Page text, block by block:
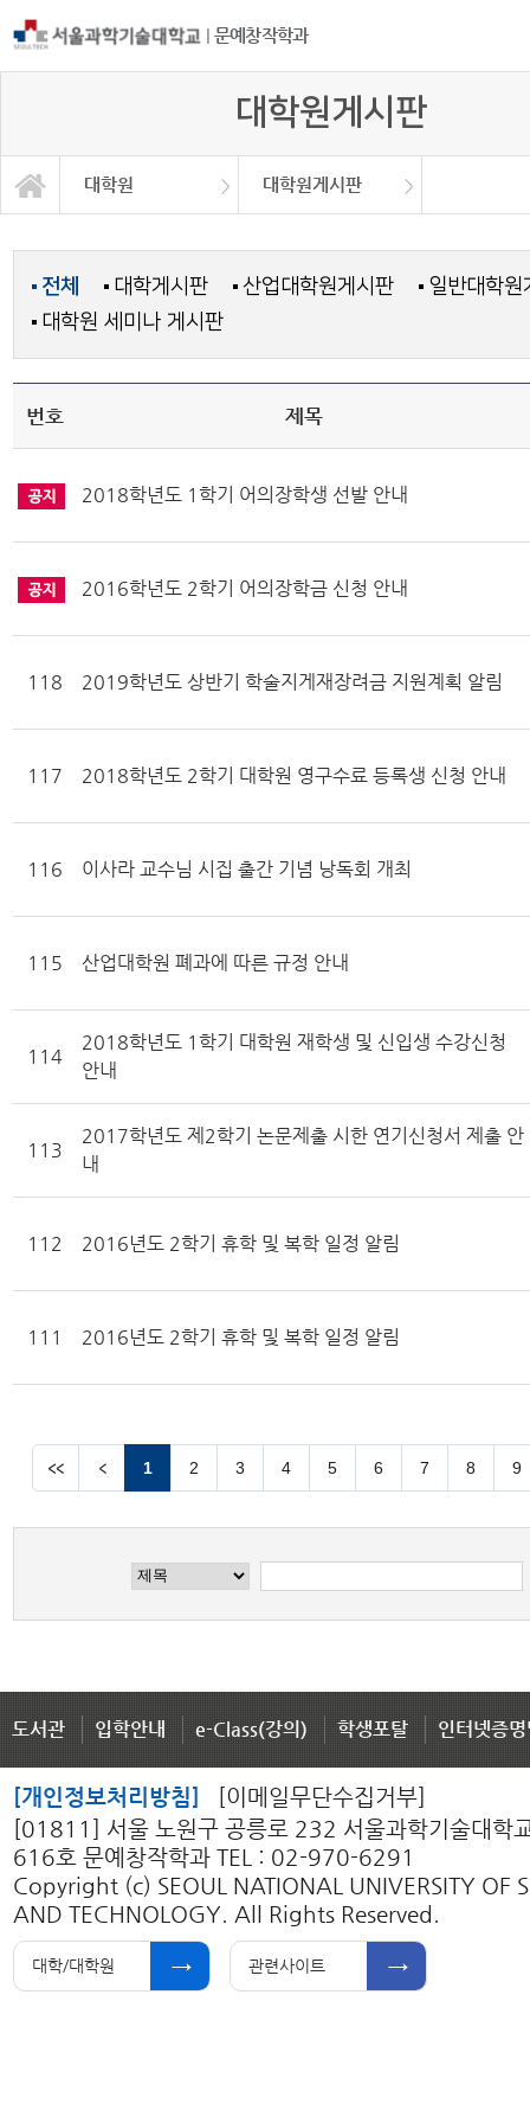
| 문예창작학과
대학원게시판
대학원 대학원게시판
학과소개
교과과정
학사정보
대학원
서식 및 자료
등단 및 수상현황
대학원소개
교육과정
전체 대학게시판 산업대학원게시판
일반대학원
대학원 세미나 게시판
번호 제목
2018학년도 1학기 어의장학생 선발 안내
2016학년도 2학기 어의장학금 신청 안내
118 2019학년도 상반기 학술지게재장려금 지원계획 알림
117 2018학년도 2학기 대학원 영구수료 등록생 신청 안내
116 이사라 교수님 시집 출간 기념 낭독회 개최
115 산업대학원 폐과에 따른 규정 안내
114
2018학년도 1학기 대학원 재학생 및 신입생 수강신청
안내
113
2017학년도 제2학기 논문제출 시한 연기신청서 제출 안
내
112 2016년도 2학기 휴학 및 복학 일정 알림
111 2016년도 2학기 휴학 및 복학 일정 알림
1 2 3 4 5 6 7 8 9
도서관 입학안내 e-Class(강의) 학생포탈 인터넷증
[개인정보처리방침]
[이메일무단수집거부]
[01811] 서울 노원구 공릉로 232 서울과학기술대학
616호 문예창작학과 TEL : 02-970-6291
Copyright (c) SEOUL NATIONAL UNIVERSITY OF
AND TECHNOLOGY. All Rights Reserved.
대학/대학원 관련사이트